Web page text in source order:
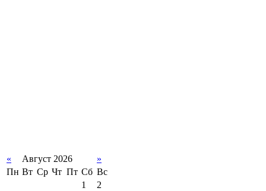
« Август 2026
»
Пн Вт Ср Чт Пт Сб Вс
1
2